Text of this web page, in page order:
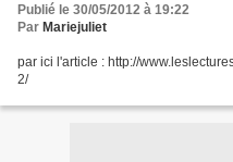
Publié le 30/05/2012 à 19:22
Par Mariejuliet
par ici l'article : http://
2/